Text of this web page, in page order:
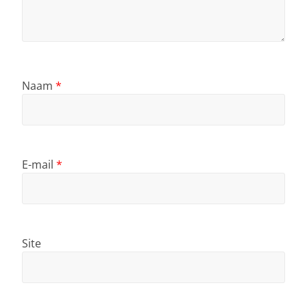
Naam *
E-mail *
Site